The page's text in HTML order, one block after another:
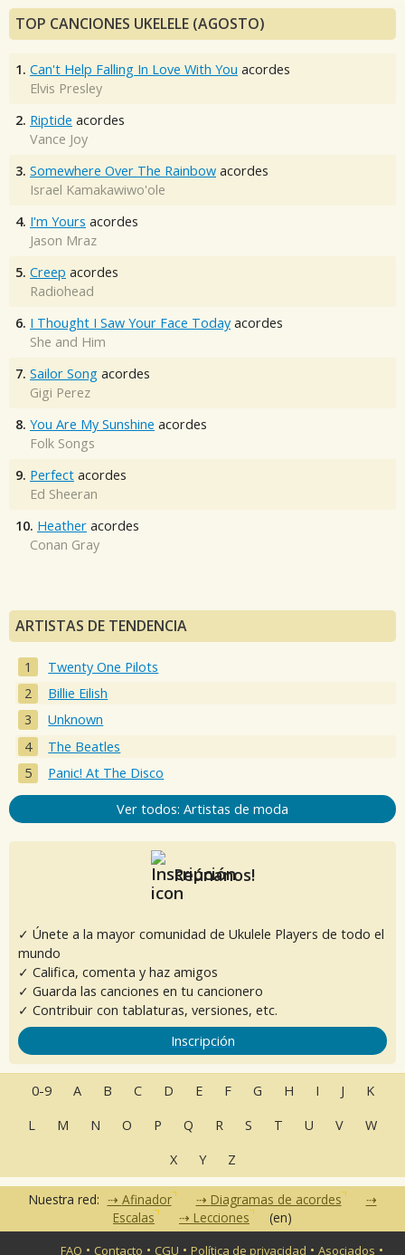
TOP CANCIONES UKELELE (AGOSTO)
1. Can't Help Falling In Love With You acordes
Elvis Presley
2. Riptide acordes
Vance Joy
3. Somewhere Over The Rainbow acordes
Israel Kamakawiwo'ole
4. I'm Yours acordes
Jason Mraz
5. Creep acordes
Radiohead
6. I Thought I Saw Your Face Today acordes
She and Him
7. Sailor Song acordes
Gigi Perez
8. You Are My Sunshine acordes
Folk Songs
9. Perfect acordes
Ed Sheeran
10. Heather acordes
Conan Gray
ARTISTAS DE TENDENCIA
Twenty One Pilots
Billie Eilish
Unknown
The Beatles
Panic! At The Disco
Ver todos: Artistas de moda
Reúnanos!
✓ Únete a la mayor comunidad de Ukulele Players de todo el
mundo
✓ Califica, comenta y haz amigos
✓ Guarda las canciones en tu cancionero
✓ Contribuir con tablaturas, versiones, etc.
Inscripción
0-9 A B C D E F G H I J
K
L
M N O P Q R S T U V
W
X
Y Z
Nuestra red: Afinador
Diagramas de acordes
Escalas
Lecciones (en)
FAQ • Contacto • CGU •Política de privacidad •Asociados •